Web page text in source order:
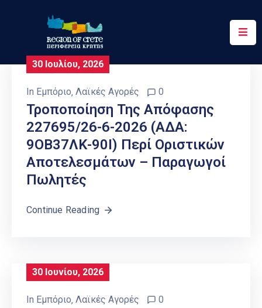
Περιφέρεια
Έργα
Δράσεις
Ψηφιακές
Υπηρεσίες
30 Ιουλίου, 2026
In Εμπόριο‚ Λαϊκές Αγορές 0
Τροποποίηση Της Απόφασης
227695/26-6-2026 (ΑΔΑ:
9ΟΒ37ΛΚ-90Ι) Περί Οριστικών
Αποτελεσμάτων – Παραγωγοί
Πωλητές
Continue Reading
30 Ιουνίου, 2026
In Εμπόριο Λαϊκές Αγορές 0